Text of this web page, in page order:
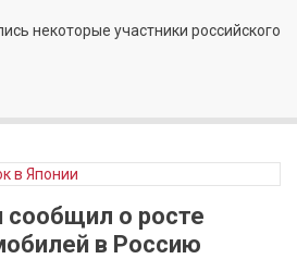
некоторые участники российского
о росте
в Россию